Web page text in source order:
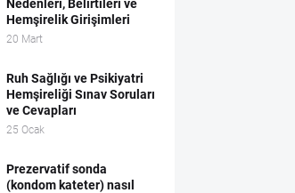
Nedenleri, Belirtileri ve
Hemşirelik Girişimleri
20 Mart
Ruh Sağlığı ve Psikiyatri
Hemşireliği Sınav Soruları
ve Cevapları
25 Ocak
Prezervatif sonda
(kondom kateter) nasıl